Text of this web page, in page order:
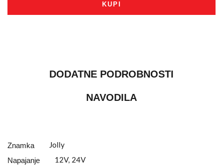
KUPI
DODATNE PODROBNOSTI
NAVODILA
Znamka Jolly
Napajanje 12V, 24V